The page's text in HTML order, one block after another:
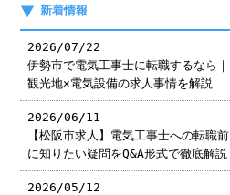
新着情報
2026/07/22
伊勢市で電気工事士に転職するなら｜
観光地×電気設備の求人事情を解説
2026/06/11
【松阪市求人】電気工事士への転職前
に知りたい疑問をQ&A形式で徹底解説
2026/05/12